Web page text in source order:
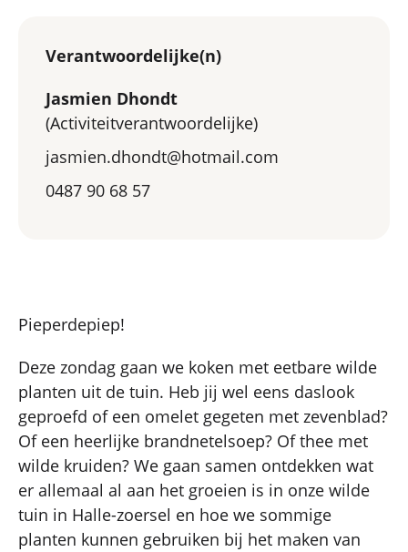
Verantwoordelijke(n)
Jasmien Dhondt
(Activiteitverantwoordelijke)
jasmien.dhondt@hotmail.com
0487 90 68 57
Pieperdepiep!
Deze zondag gaan we koken met eetbare wilde
planten uit de tuin. Heb jij wel eens daslook
geproefd of een omelet gegeten met zevenblad?
Of een heerlijke brandnetelsoep? Of thee met
wilde kruiden? We gaan samen ontdekken wat
er allemaal al aan het groeien is in onze wilde
tuin in Halle-zoersel en hoe we sommige
planten kunnen gebruiken bij het maken van